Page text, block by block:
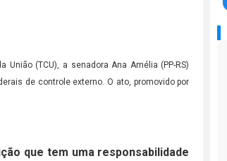
(TCU), a senadora Ana Amélia (PP-RS)
de controle externo. O ato, promovido por
que tem uma responsabilidade